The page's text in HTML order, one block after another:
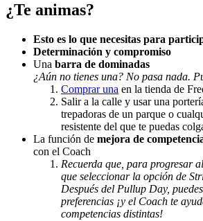
¿Te animas?
Esto es lo que necesitas para
Determinación y compromiso
Una barra de dominadas
¿Aún no tienes una? No pasa nada.
Comprar una en la tienda de
Salir a la calle y usar una
trepadoras de un parque o
resistente del que te puedas
La función de mejora de
con el Coach
Recuerda que, para progresar
que seleccionar la opción de
Después del Pullup Day,
preferencias ¡y el Coach te
competencias distintas!